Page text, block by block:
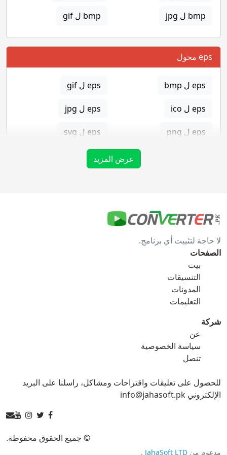
bmp ل jpg bmp ل gif
eps محول
eps ل bmp eps ل gif
eps ل ico eps ل jpg
eps ل png eps ل svg
gif محول
gif ل bmp
gif ل ico
gif ل png
gif ل tga
ico ل bmp
ico ل gif ico ل jpg
عرض المزيد
لا حاجة لتثبيت أي برنامج.
الصفحات
بيت
التنسيقات
المدونات
التعليمات
شركة
عن
سياسة الخصوصية
تنصل
للحصول على تعليقات واقتراحات ومشاكل، راسلنا على البريد
الإلكتروني info@jahasoft.pk
© جميع الحقوق محفوظة.
مدعوم من JahaSoft LTD
.